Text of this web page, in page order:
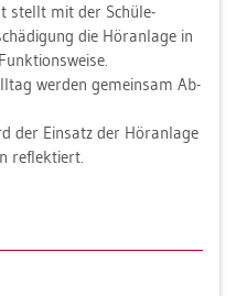
stellt mit der Schü­le­
die Hör­an­la­ge in
wer­den ge­mein­sam Ab­
der Ein­satz der Hör­an­la­ge
re­flek­tiert.